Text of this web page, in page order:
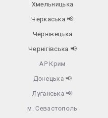
Хмельницька
Черкаська📢
Чернівецька
Чернігівська 📢
АР Крим
Донецька 📢
Луганська 📢
м. Севастополь